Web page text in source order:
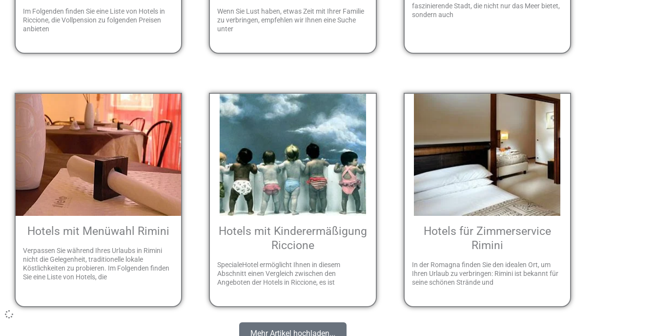
Im Folgenden finden Sie eine Liste von Hotels in
Riccione, die Vollpension zu folgenden Preisen
anbieten
Wenn Sie Lust haben, etwas Zeit mit Ihrer Familie
zu verbringen, empfehlen wir Ihnen eine Suche
unter
faszinierende Stadt, die nicht nur das Meer bietet,
sondern auch
Hotels mit Menüwahl Rimini
Verpassen Sie während Ihres Urlaubs in Rimini
nicht die Gelegenheit, traditionelle lokale
Köstlichkeiten zu probieren. Im Folgenden finden
Sie eine Liste von Hotels, die
Hotels mit Kinderermäßigung
Riccione
SpecialeHotel ermöglicht Ihnen in diesem
Abschnitt einen Vergleich zwischen den
Angeboten der Hotels in Riccione, es ist
Hotels für Zimmerservice
Rimini
In der Romagna finden Sie den idealen Ort, um
Ihren Urlaub zu verbringen: Rimini ist bekannt für
seine schönen Strände und
Mehr Artikel hochladen...